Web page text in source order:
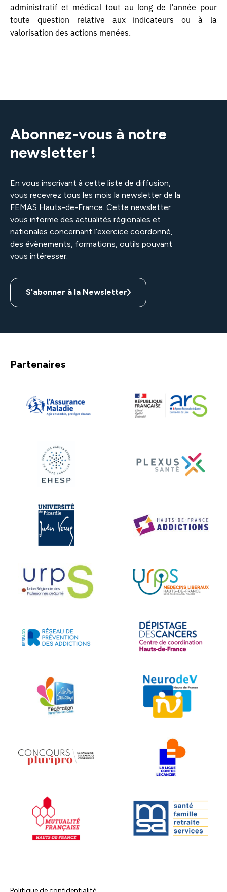
Mot de passe
Se connecter
Mot de passe oublié ?
administratif et médical tout au long de l’année pour
toute question relative aux indicateurs ou à la
valorisation des actions menées.
Abonnez-vous à notre
newsletter !
En vous inscrivant à cette liste de diffusion,
vous recevrez tous les mois la newsletter de la
FEMAS Hauts-de-France. Cette newsletter
vous informe des actualités régionales et
nationales concernant l’exercice coordonné,
des évènements, formations, outils pouvant
vous intéresser.
S'abonner à la Newsletter
Partenaires